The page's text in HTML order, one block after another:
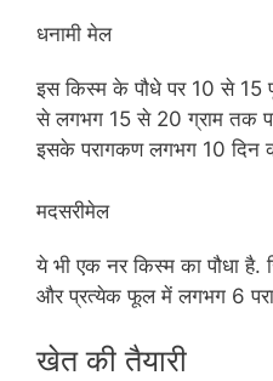
धनामी मेल
इस किस्म के पौधे पर 10 से
से लगभग 15 से 20 ग्राम तक
इसके परागकण लगभग 10 दिन
मदसरीमेल
ये भी एक नर किस्म का पौधा
और प्रत्येक फूल में लगभग 6
खेत की तैयारी